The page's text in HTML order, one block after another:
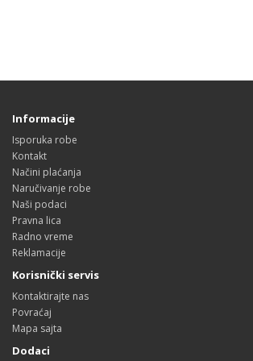
Informacije
Isporuka robe
Kontakt
Načini plaćanja
Naručivanje robe
Naši podaci
Pravna lica
Radno vreme
Reklamacije
Korisnički servis
Kontaktirajte nas
Povraćaj
Mapa sajta
Dodaci